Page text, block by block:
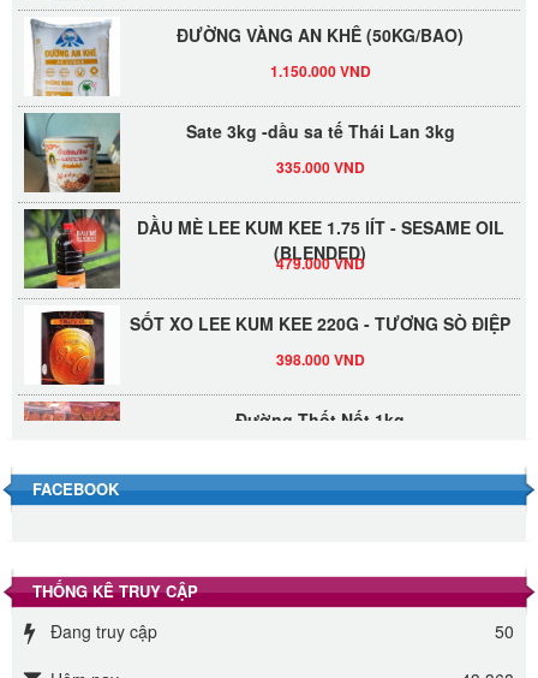
ĐƯỜNG VÀNG AN KHÊ (50KG/BAO)
Sate 3kg -dầu sa tế Thái Lan 3kg
DẦU MÈ LEE KUM KEE 1.75 lÍT - SESAME OIL
(BLENDED)
479.000 VND
SỐT XO LEE KUM KEE 220G - TƯƠNG SÒ ĐIỆP
Đường Thốt Nốt 1kg
Đường phèn hạt Long An 500g
Đường phèn Long An bao 10kg
FACEBOOK
THỐNG KÊ TRUY CẬP
Đang truy cập
50